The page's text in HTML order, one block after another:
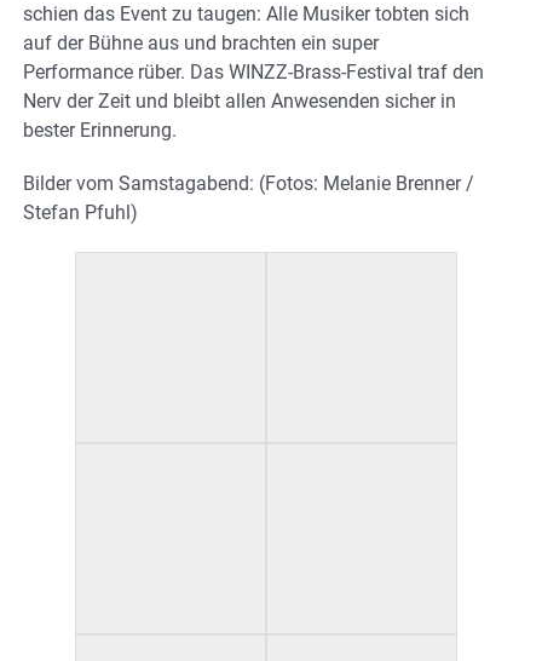
schien das Event zu taugen: Alle Musiker tobten sich
auf der Bühne aus und brachten ein super
Performance rüber. Das WINZZ-Brass-Festival traf den
Nerv der Zeit und bleibt allen Anwesenden sicher in
bester Erinnerung.
Bilder vom Samstagabend: (Fotos: Melanie Brenner /
Stefan Pfuhl)